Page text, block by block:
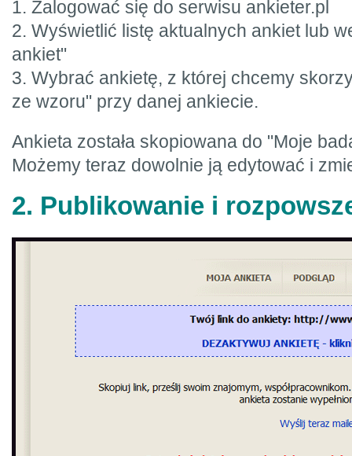
1. Zalogować się do serwisu ankieter.pl
2. Wyświetlić listę aktualnych ankiet lub
ankiet"
3. Wybrać ankietę, z której chcemy
ze wzoru" przy danej ankiecie.
Ankieta została skopiowana do "Moje
Możemy teraz dowolnie ją edytować i
2. Publikowanie i